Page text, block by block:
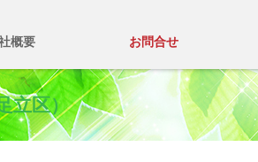
概要 お問合せ
立区）